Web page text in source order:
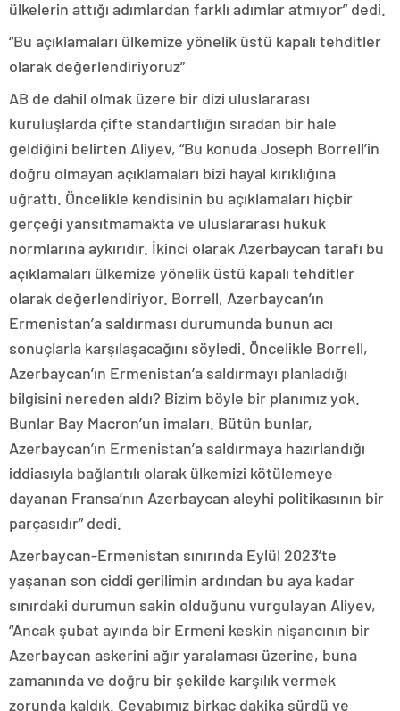
ülkelerin attığı adımlardan farklı adımlar atmıyor” dedi.
“Bu açıklamaları ülkemize yönelik üstü kapalı tehditler
olarak değerlendiriyoruz”
AB de dahil olmak üzere bir dizi uluslararası
kuruluşlarda çifte standartlığın sıradan bir hale
geldiğini belirten Aliyev, “Bu konuda Joseph Borrell’in
doğru olmayan açıklamaları bizi hayal kırıklığına
uğrattı. Öncelikle kendisinin bu açıklamaları hiçbir
gerçeği yansıtmamakta ve uluslararası hukuk
normlarına aykırıdır. İkinci olarak Azerbaycan tarafı bu
açıklamaları ülkemize yönelik üstü kapalı tehditler
olarak değerlendiriyor. Borrell, Azerbaycan’ın
Ermenistan’a saldırması durumunda bunun acı
sonuçlarla karşılaşacağını söyledi. Öncelikle Borrell,
Azerbaycan’ın Ermenistan’a saldırmayı planladığı
bilgisini nereden aldı? Bizim böyle bir planımız yok.
Bunlar Bay Macron’un imaları. Bütün bunlar,
Azerbaycan’ın Ermenistan’a saldırmaya hazırlandığı
iddiasıyla bağlantılı olarak ülkemizi kötülemeye
dayanan Fransa’nın Azerbaycan aleyhi politikasının bir
parçasıdır” dedi.
Azerbaycan-Ermenistan sınırında Eylül 2023’te
yaşanan son ciddi gerilimin ardından bu aya kadar
sınırdaki durumun sakin olduğunu vurgulayan Aliyev,
“Ancak şubat ayında bir Ermeni keskin nişancının bir
Azerbaycan askerini ağır yaralaması üzerine, buna
zamanında ve doğru bir şekilde karşılık vermek
zorunda kaldık. Cevabımız birkaç dakika sürdü ve